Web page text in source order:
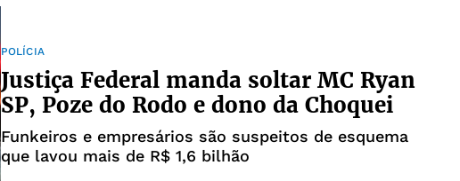
POLÍCIA
Justiça Federal manda soltar MC Ryan
SP, Poze do Rodo e dono da Choquei
Funkeiros e empresários são suspeitos de esquema
que lavou mais de R$ 1,6 bilhão